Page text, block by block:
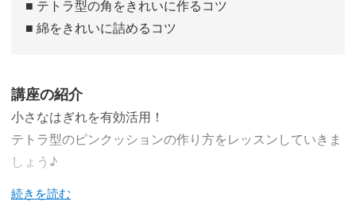
■ テトラ型の角をきれいに作るコツ
■ 綿をきれいに詰めるコツ
講座の紹介
小さなはぎれを有効活用！
テトラ型のピンクッションの作り方をレッスンしていきま
しょう♪